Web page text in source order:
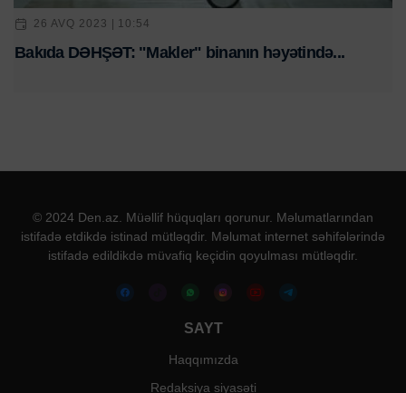
26 AVQ 2023 | 10:54
Bakıda DƏHŞƏT: "Makler" binanın həyətində...
© 2024 Den.az. Müəllif hüquqları qorunur. Məlumatlarından
istifadə etdikdə istinad mütləqdir. Məlumat internet səhifələrində
istifadə edildikdə müvafiq keçidin qoyulması mütləqdir.
SAYT
Haqqımızda
Redaksiya siyasəti